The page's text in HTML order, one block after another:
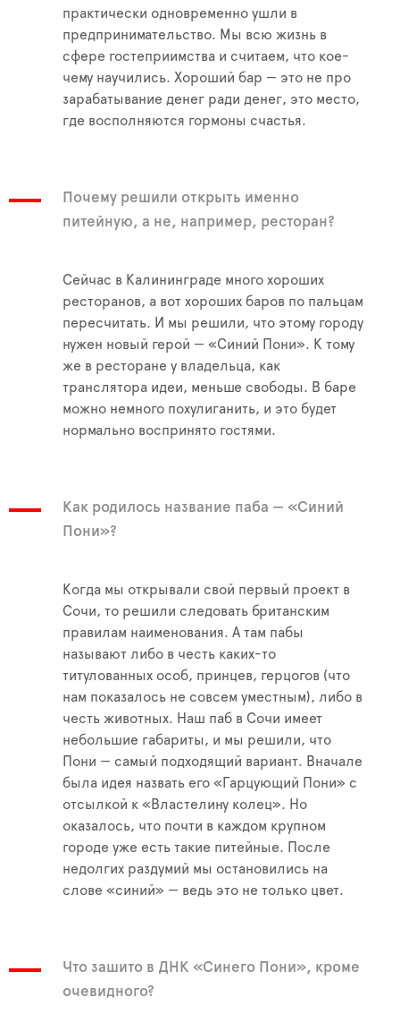
практически одновременно ушли в
предпринимательство. Мы всю жизнь в
сфере гостеприимства и считаем, что кое-
чему научились. Хороший бар — это не про
зарабатывание денег ради денег, это место,
где восполняются гормоны счастья.
Почему решили открыть именно
питейную, а не, например, ресторан?
Сейчас в Калининграде много хороших
ресторанов, а вот хороших баров по пальцам
пересчитать. И мы решили, что этому городу
нужен новый герой — «Синий Пони». К тому
же в ресторане у владельца, как
транслятора идеи, меньше свободы. В баре
можно немного похулиганить, и это будет
нормально воспринято гостями.
Как родилось название паба — «Синий
Пони»?
Когда мы открывали свой первый проект в
Сочи, то решили следовать британским
правилам наименования. А там пабы
называют либо в честь каких-то
титулованных особ, принцев, герцогов (что
нам показалось не совсем уместным), либо в
честь животных. Наш паб в Сочи имеет
небольшие габариты, и мы решили, что
Пони — самый подходящий вариант. Вначале
была идея назвать его «Гарцующий Пони» с
отсылкой к «Властелину колец». Но
оказалось, что почти в каждом крупном
городе уже есть такие питейные. После
недолгих раздумий мы остановились на
слове «синий» — ведь это не только цвет.
Что зашито в ДНК «Синего Пони», кроме
очевидного?